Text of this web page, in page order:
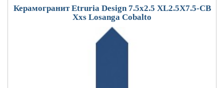
Керамогранит Etruria Design 7.5x2.5 XL2.5X7.5-CB
Xxs Losanga Cobalto